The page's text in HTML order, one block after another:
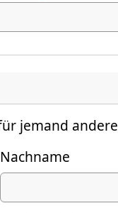
jemand
Nachname